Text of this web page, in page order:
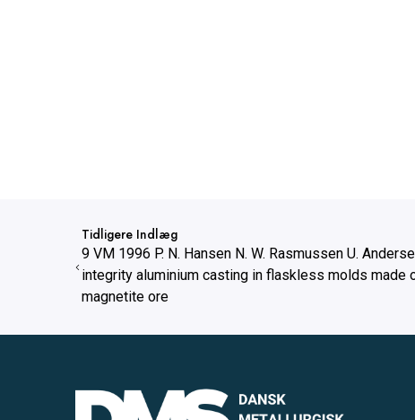
Tidligere Indlæg
9 VM 1996 P. N. Hansen N. W. Rasmussen U.
integrity aluminium casting in flaskless molds made
magnetite ore